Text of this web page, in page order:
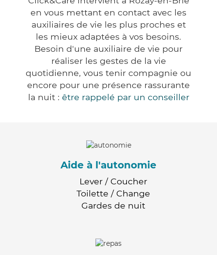
en vous mettant en contact avec les
auxiliaires de vie les plus proches et
les mieux adaptées à vos besoins.
Besoin d'une auxiliaire de vie pour
réaliser les gestes de la vie
quotidienne, vous tenir compagnie ou
encore pour une présence rassurante
la nuit : être rappelé par un conseiller
Aide à l'autonomie
Lever / Coucher
Toilette / Change
Gardes de nuit